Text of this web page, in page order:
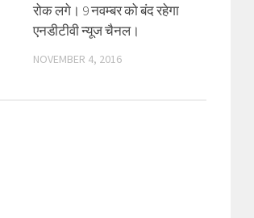
रोक लगे। 9 नवम्बर को बंद रहेगा
एनडीटीवी न्यूज चैनल।
NOVEMBER 4, 2016